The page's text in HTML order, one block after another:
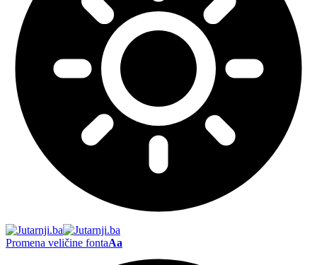
Promena veličine fontaAa